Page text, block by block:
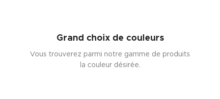
Grand choix de couleurs
Vous trouverez parmi notre gamme de produits
la couleur désirée.